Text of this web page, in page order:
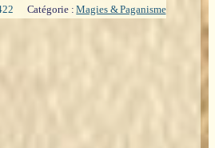
Catégorie :Magies & Paganisme